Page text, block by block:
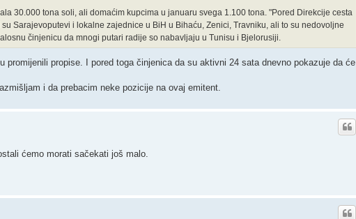
30.000 tona soli, ali domaćim kupcima u januaru svega 1.100 tona. "Pored Direkcije cesta
Sarajevoputevi i lokalne zajednice u BiH u Bihaću, Zenici, Travniku, ali to su nedovoljne
činjenicu da mnogi putari radije so nabavljaju u Tunisu i Bjelorusiji.
propise. I pored toga činjenica da su aktivni 24 sata dnevno pokazuje da će
i da prebacim neke pozicije na ovaj emitent.
ćemo morati sačekati još malo.